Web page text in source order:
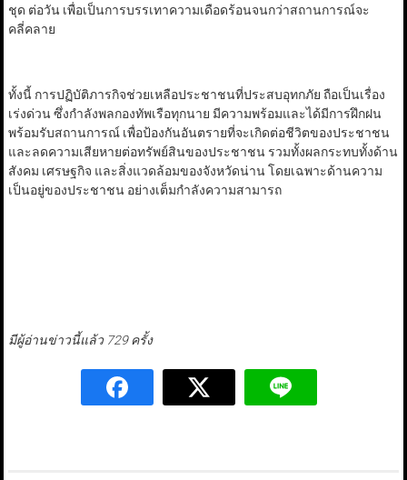
ชุด ต่อวัน เพื่อเป็นการบรรเทาความเดือดร้อนจนกว่าสถานการณ์จะ
คลี่คลาย
ทั้งนี้ การปฏิบัติภารกิจช่วยเหลือประชาชนที่ประสบอุทกภัย ถือเป็นเรื่อง
เร่งด่วน ซึ่งกำลังพลกองทัพเรือทุกนาย มีความพร้อมและได้มีการฝึกฝน
พร้อมรับสถานการณ์ เพื่อป้องกันอันตรายที่จะเกิดต่อชีวิตของประชาชน
และลดความเสียหายต่อทรัพย์สินของประชาชน รวมทั้งผลกระทบทั้งด้าน
สังคม เศรษฐกิจ และสิ่งแวดล้อมของจังหวัดน่าน โดยเฉพาะด้านความ
เป็นอยู่ของประชาชน อย่างเต็มกำลังความสามารถ
มีผู้อ่านข่าวนี้แล้ว 729 ครั้ง